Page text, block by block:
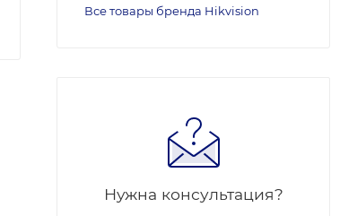
Все товары бренда Hikvision
Нужна консультация?